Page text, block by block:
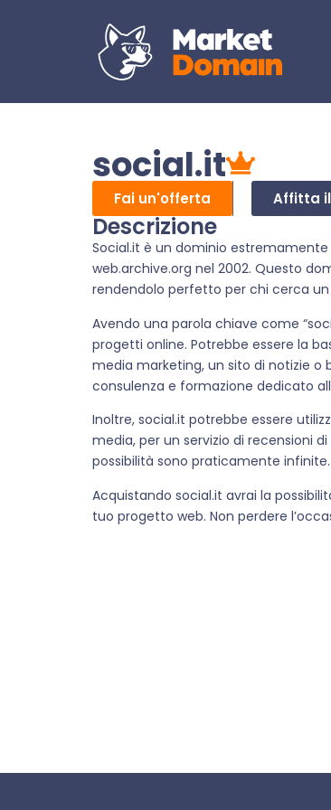
social.it
Fai un'offerta Affitta
Descrizione
Social.it è un dominio
web.archive.org nel 2002. Questo
rendendolo perfetto per chi cerca
Avendo una parola chiave come
progetti online. Potrebbe essere la
media marketing, un sito di notizie o
consulenza e formazione dedicato
Inoltre, social.it potrebbe essere
media, per un servizio di recensioni
possibilità sono praticamente infinite.
Acquistando social.it avrai la
tuo progetto web. Non perdere